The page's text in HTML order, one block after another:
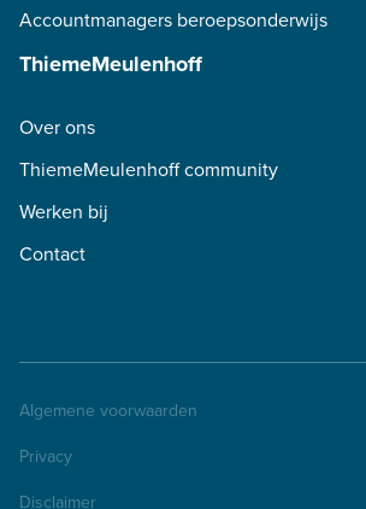
Accountmanagers beroepsonderwijs
ThiemeMeulenhoff
Over ons
ThiemeMeulenhoff community
Werken bij
Contact
Algemene voorwaarden
Privacy
Disclaimer